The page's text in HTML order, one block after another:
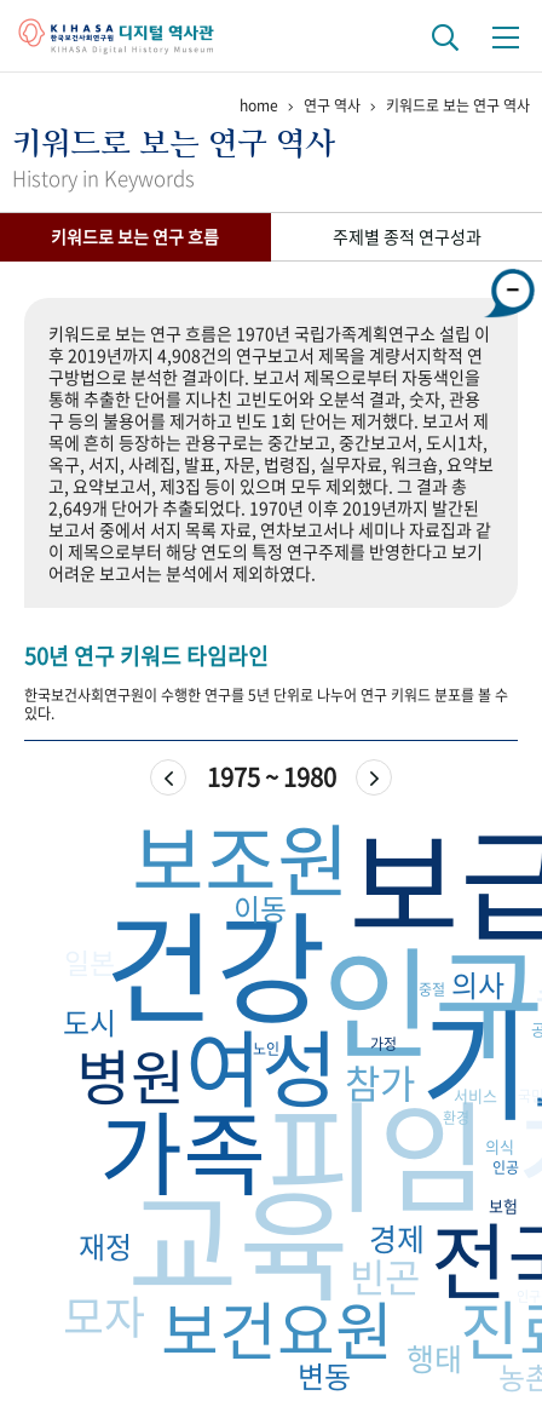
걸어온 길 기관 변천사 역대 기관장
연구 역사
기록물 아카이브
사진 아카이브 문서 기록물 행정박물 영상 기록물
+1주년 기념
성과 50선 숫자로 보는 50년 50+1주년 광장
세계와 함께 한 KIHASA
VR 역사관
home 연구 역사 키워드로 보는 연구 역사
키워드로 보는 연구 역사
History in Keywords
키워드로 보는 연구 흐름 주제별 종적 연구성과
키워드로 보는 연구 흐름은 1970년 국립가족계획연구소 설립 이
후 2019년까지 4,908건의 연구보고서 제목을 계량서지학적 연
구방법으로 분석한 결과이다. 보고서 제목으로부터 자동색인을
통해 추출한 단어를 지나친 고빈도어와 오분석 결과, 숫자, 관용
구 등의 불용어를 제거하고 빈도 1회 단어는 제거했다. 보고서 제
목에 흔히 등장하는 관용구로는 중간보고, 중간보고서, 도시1차,
옥구, 서지, 사례집, 발표, 자문, 법령집, 실무자료, 워크숍, 요약보
고, 요약보고서, 제3집 등이 있으며 모두 제외했다. 그 결과 총
2,649개 단어가 추출되었다. 1970년 이후 2019년까지 발간된
보고서 중에서 서지 목록 자료, 연차보고서나 세미나 자료집과 같
이 제목으로부터 해당 연도의 특정 연구주제를 반영한다고 보기
어려운 보고서는 분석에서 제외하였다.
50년 연구 키워드 타임라인
한국보건사회연구원이 수행한 연구를 5년 단위로 나누어 연구 키워드 분포를 볼 수
있다.
1975 ~ 1980
인
피임
보
건강
교육
가족
전
여성
보조원
진
보건요원
병원
모자
참가
빈곤
경제
행태
변동
이동
재정
도시
농
의사
일본
서비스
보험
의식
가정
노인
환경
인공
중절